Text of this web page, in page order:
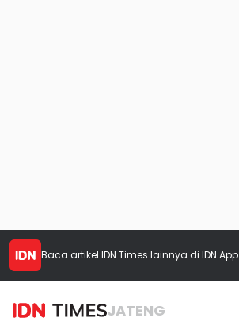
Baca artikel IDN Times lainnya di IDN App
JATENG